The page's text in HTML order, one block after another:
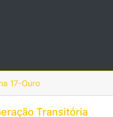
17-Ouro
Transitória